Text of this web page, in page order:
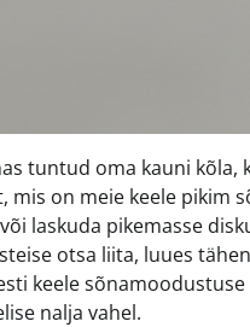
tuntud oma kauni
mis on meie keele pikim
laskuda pikemasse
otsa liita, luues
keele
nalja vahel.